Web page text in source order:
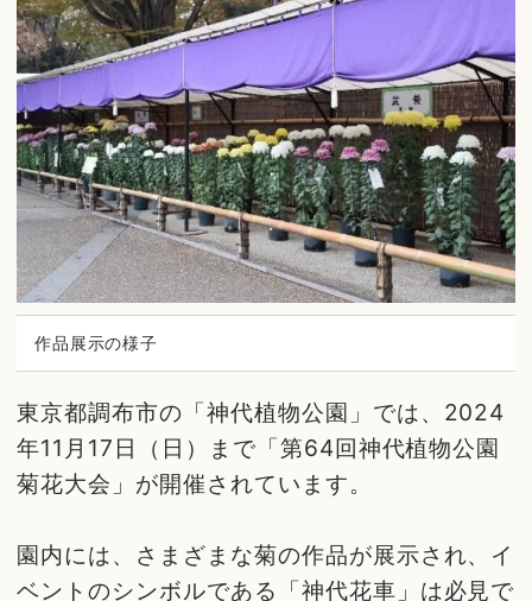
作品展示の様子
東京都調布市の「神代植物公園」では、2024
年11月17日（日）まで「第64回神代植物公園
菊花大会」が開催されています。
園内には、さまざまな菊の作品が展示され、イ
ベントのシンボルである「神代花車」は必見で